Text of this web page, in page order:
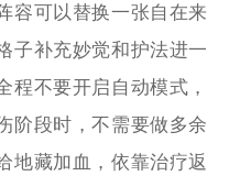
容可以替换一张自在来
子补充妙觉和护法进一
程不要开启自动模式，
阶段时，不需要做多余
地藏加血，依靠治疗返